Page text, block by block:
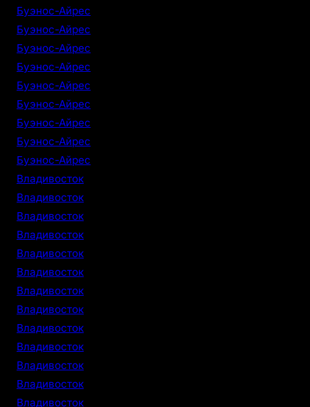
Буэнос-Айрес
Буэнос-Айрес
Буэнос-Айрес
Буэнос-Айрес
Буэнос-Айрес
Буэнос-Айрес
Буэнос-Айрес
Буэнос-Айрес
Буэнос-Айрес
Владивосток
Владивосток
Владивосток
Владивосток
Владивосток
Владивосток
Владивосток
Владивосток
Владивосток
Владивосток
Владивосток
Владивосток
Владивосток